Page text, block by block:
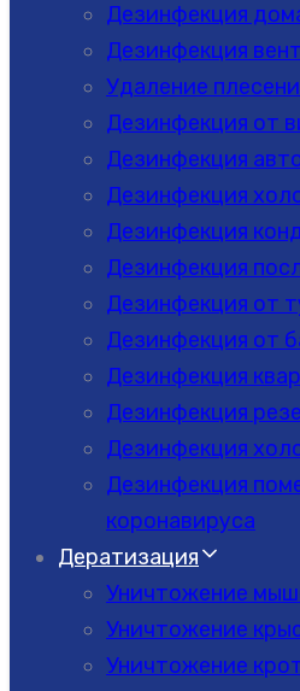
Дезинфекция
Дезинфекция
Удаление
Дезинфекция от
Дезинфекция
Дезинфекция
Дезинфекция
Дезинфекция
Дезинфекция от
Дезинфекция от
Дезинфекция
Дезинфекция
Дезинфекция
Дезинфекция
коронавируса
Дератизация
Уничтожение
Уничтожение
Уничтожение